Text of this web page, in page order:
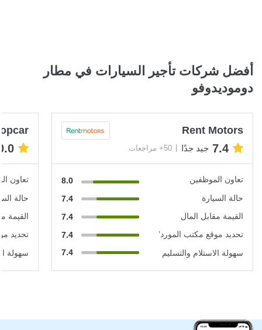
أفضل شركات تأجير السيارات في مطار
دوموديدوفو
Rent Motors
7.4 جيد جدًا 50+ مراجعات
تعاون الموظفين
8.0
حالة السيارة
7.4
القيمة مقابل المال
7.4
تحديد موقع مكتب المورد’
7.4
سهولة الاستلام والتسليم
7.4
تعاون
حالة
القيمة
تحديد
سهولة